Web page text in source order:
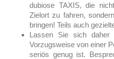
dubiose TAXIS, die
Zielort zu fahren,
bringen! Teils auch
Lassen Sie sich daher
Vorzugsweise von einer
seriös genug ist.